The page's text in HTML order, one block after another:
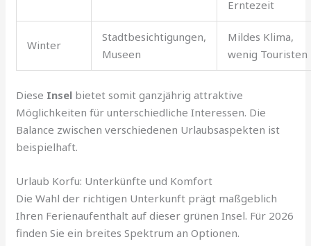
Erntezeit
Winter
Stadtbesichtigungen,
Museen
Mildes Klima,
wenig Touristen
Diese Insel bietet somit ganzjährig attraktive
Möglichkeiten für unterschiedliche Interessen. Die
Balance zwischen verschiedenen Urlaubsaspekten ist
beispielhaft.
Urlaub Korfu: Unterkünfte und Komfort
Die Wahl der richtigen Unterkunft prägt maßgeblich
Ihren Ferienaufenthalt auf dieser grünen Insel. Für 2026
finden Sie ein breites Spektrum an Optionen.